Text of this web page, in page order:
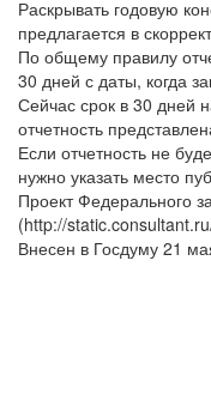
Раскрывать годовую
предлагается в
По общему правилу
30 дней с даты, когда
Сейчас срок в 30 дней
отчетность
Если отчетность не
нужно указать место
Проект Федерального
(http://
Внесен в Госдуму 21